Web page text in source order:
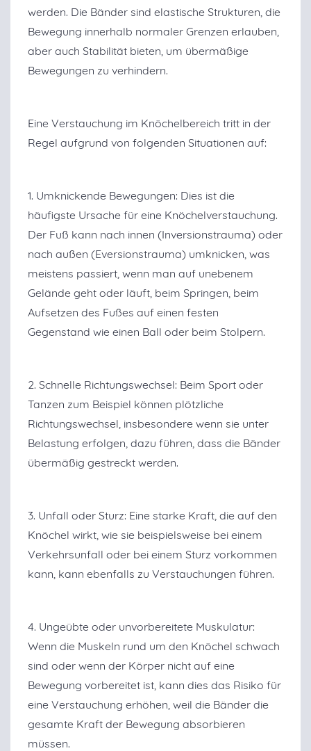
werden. Die Bänder sind elastische Strukturen, die
Bewegung innerhalb normaler Grenzen erlauben,
aber auch Stabilität bieten, um übermäßige
Bewegungen zu verhindern.
Eine Verstauchung im Knöchelbereich tritt in der
Regel aufgrund von folgenden Situationen auf:
1. Umknickende Bewegungen: Dies ist die
häufigste Ursache für eine Knöchelverstauchung.
Der Fuß kann nach innen (Inversionstrauma) oder
nach außen (Eversionstrauma) umknicken, was
meistens passiert, wenn man auf unebenem
Gelände geht oder läuft, beim Springen, beim
Aufsetzen des Fußes auf einen festen
Gegenstand wie einen Ball oder beim Stolpern.
2. Schnelle Richtungswechsel: Beim Sport oder
Tanzen zum Beispiel können plötzliche
Richtungswechsel, insbesondere wenn sie unter
Belastung erfolgen, dazu führen, dass die Bänder
übermäßig gestreckt werden.
3. Unfall oder Sturz: Eine starke Kraft, die auf den
Knöchel wirkt, wie sie beispielsweise bei einem
Verkehrsunfall oder bei einem Sturz vorkommen
kann, kann ebenfalls zu Verstauchungen führen.
4. Ungeübte oder unvorbereitete Muskulatur:
Wenn die Muskeln rund um den Knöchel schwach
sind oder wenn der Körper nicht auf eine
Bewegung vorbereitet ist, kann dies das Risiko für
eine Verstauchung erhöhen, weil die Bänder die
gesamte Kraft der Bewegung absorbieren
müssen.